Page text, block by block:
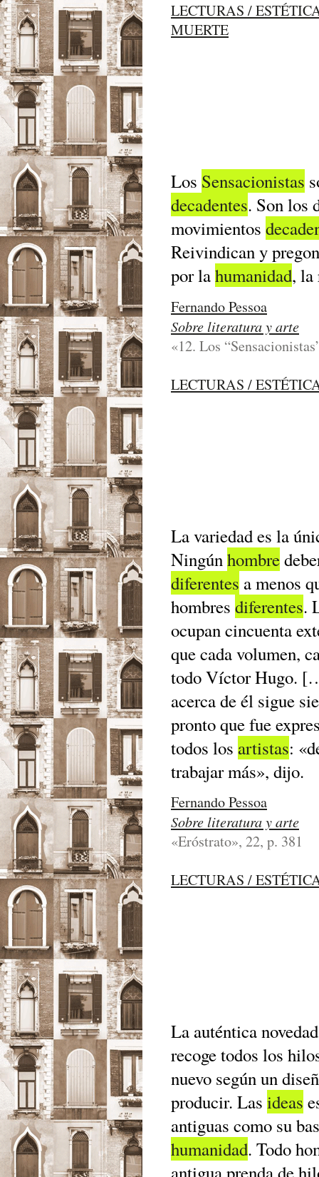
LECTURAS /
MUERTE
Los Sensacionistas
decadentes. Son los
movimientos
Reivindican y
por lahumanidad, la
Fernando Pessoa
Sobre literatura y arte
«12. Los
LECTURAS /
La variedad es la
Ningúnhombre
diferentes a menos
hombres diferentes.
ocupan cincuenta
que cada volumen,
todo Víctor Hugo.
acerca de él sigue
pronto que fue
todos los artistas:
trabajar más», dijo.
Fernando Pessoa
Sobre literatura y arte
«Eróstrato», 22, p. 381
LECTURAS /
La auténtica
recoge todos los
nuevo según un
producir. Las ideas
antiguas como su
humanidad. Todo